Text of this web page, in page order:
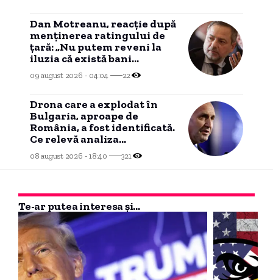
Dan Motreanu, reacție după
menținerea ratingului de
țară: „Nu putem reveni la
iluzia că există bani
nelimitați”
09 august 2026 - 04:04 22
Drona care a explodat în
Bulgaria, aproape de
România, a fost identificată.
Ce relevă analiza
preliminară a epavei
08 august 2026 - 18:40 321
Te-ar putea interesa și...